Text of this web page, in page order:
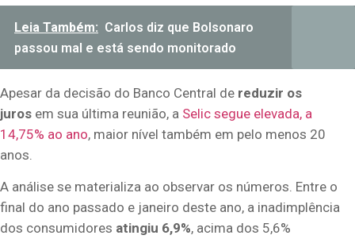
Leia Também: Carlos diz que Bolsonaro
passou mal e está sendo monitorado
Apesar da decisão do Banco Central de reduzir os
juros em sua última reunião, a Selic segue elevada, a
14,75% ao ano, maior nível também em pelo menos 20
anos.
A análise se materializa ao observar os números. Entre o
final do ano passado e janeiro deste ano, a inadimplência
dos consumidores atingiu 6,9%, acima dos 5,6%